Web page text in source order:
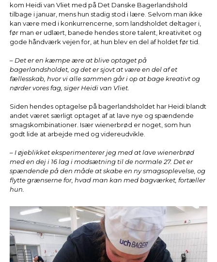
kom Heidi van Vliet med på Det Danske Bagerlandshold
tilbage i januar, mens hun stadig stod i lære. Selvom man ikke
kan være med i konkurrencerne, som landsholdet deltager i,
før man er udlært, banede hendes store talent, kreativitet og
gode håndværk vejen for, at hun blev en del af holdet før tid.
– Det er en kæmpe ære at blive optaget på
bagerlandsholdet, og det er sjovt at være en del af et
fællesskab, hvor vi alle sammen går i op at bage kreativt og
nørder vores fag, siger Heidi van Vliet.
Siden hendes optagelse på bagerlandsholdet har Heidi blandt
andet været særligt optaget af at lave nye og spændende
smagskombinationer. Især wienerbrød er noget, som hun
godt lide at arbejde med og videreudvikle.
– I øjeblikket eksperimenterer jeg med at lave wienerbrød
med en dej i 16 lag i modsætning til de normale 27. Det er
spændende på den måde at skabe en ny smagsoplevelse, og
flytte grænserne for, hvad man kan med bagværket, fortæller
hun.